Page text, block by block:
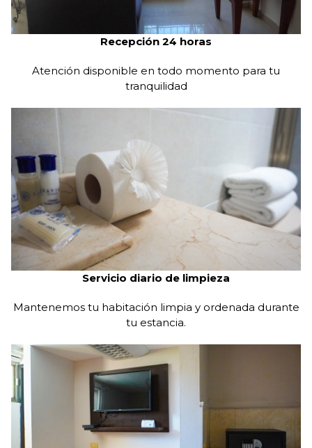
Mantenemos tu habitación limpia y ordenada durante
tu estancia.
Caja fuerte en cada habitación
Guarda tus objetos personales con seguridad.